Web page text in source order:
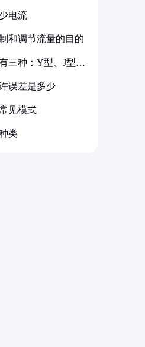
电流
和调节流量的目的
三种：Y型、J型、
误差是多少
见模式
类